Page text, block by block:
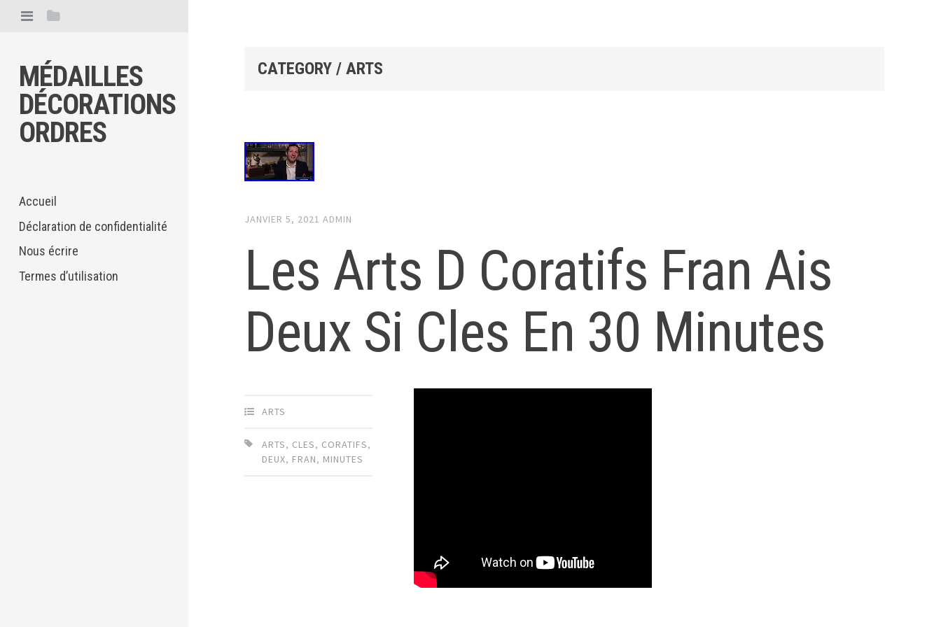
MÉDAILLES
DÉCORATIONS
ORDRES
Accueil
Déclaration de confidentialité
Nous écrire
Termes d’utilisation
CATEGORY / ARTS
JANVIER 5, 2021 ADMIN
Les Arts D Coratifs Fran Ais
Deux Si Cles En 30 Minutes
ARTS
ARTS, CLES, CORATIFS,
DEUX, FRAN, MINUTES